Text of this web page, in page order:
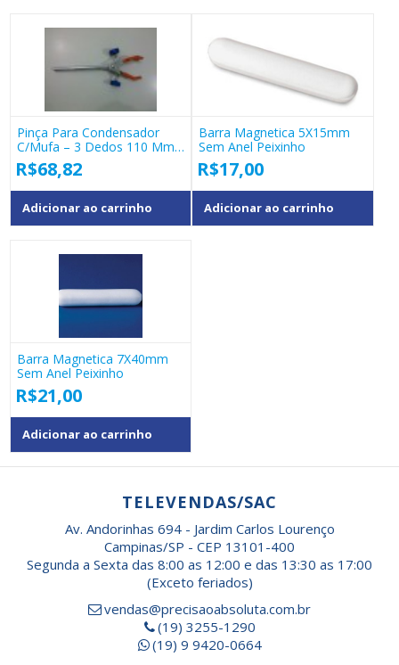
Pinça Para Condensador
C/Mufa – 3 Dedos 110 Mm
– 40.106-09
R$68,82
Adicionar ao carrinho
Barra Magnetica 5X15mm
Sem Anel Peixinho
R$17,00
Adicionar ao carrinho
Barra Magnetica 7X40mm
Sem Anel Peixinho
R$21,00
Adicionar ao carrinho
TELEVENDAS/SAC
Av. Andorinhas 694 - Jardim Carlos Lourenço
Campinas/SP - CEP 13101-400
Segunda a Sexta das 8:00 as 12:00 e das 13:30 as 17:00
(Exceto feriados)
vendas@precisaoabsoluta.com.br
(19) 3255-1290
(19) 9 9420-0664